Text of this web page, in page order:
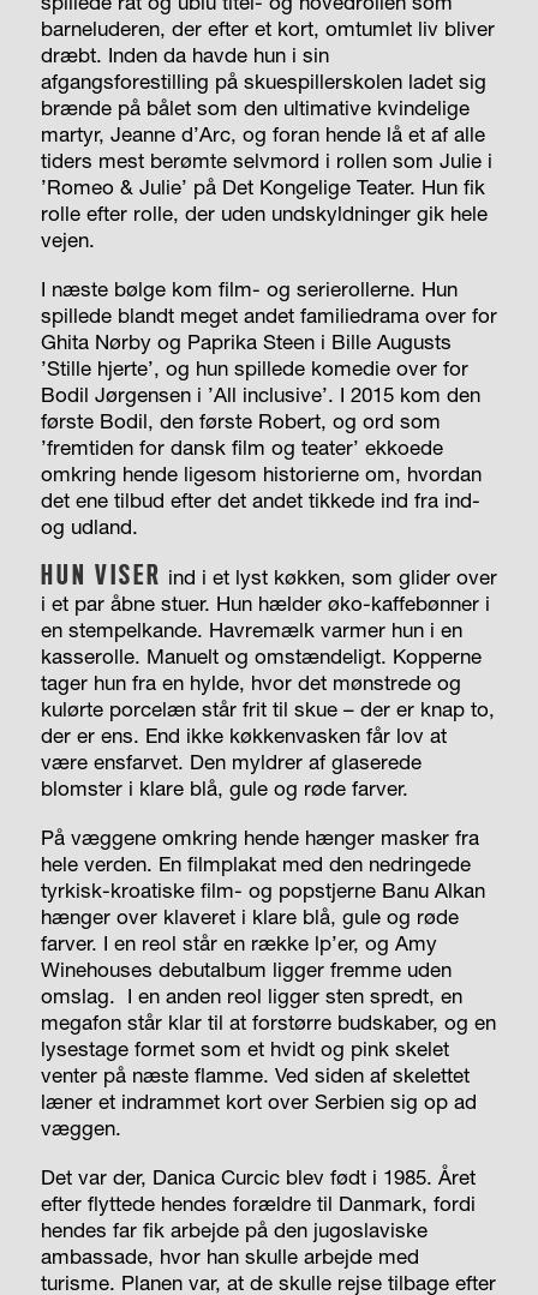
barneluderen, der efter et kort, omtumlet liv bliver
dræbt. Inden da havde hun i sin
afgangsforestilling på skuespillerskolen ladet sig
brænde på bålet som den ultimative kvindelige
martyr, Jeanne d’Arc, og foran hende lå et af alle
tiders mest berømte selvmord i rollen som Julie i
’Romeo & Julie’ på Det Kongelige Teater. Hun fik
rolle efter rolle, der uden undskyldninger gik hele
vejen.
I næste bølge kom film- og serierollerne. Hun
spillede blandt meget andet familiedrama over for
Ghita Nørby og Paprika Steen i Bille Augusts
’Stille hjerte’, og hun spillede komedie over for
Bodil Jørgensen i ’All inclusive’. I 2015 kom den
første Bodil, den første Robert, og ord som
’fremtiden for dansk film og teater’ ekkoede
omkring hende ligesom historierne om, hvordan
det ene tilbud efter det andet tikkede ind fra ind-
og udland.
HUN VISER ind i et lyst køkken, som glider over
i et par åbne stuer. Hun hælder øko-kaffebønner i
en stempelkande. Havremælk varmer hun i en
kasserolle. Manuelt og omstændeligt. Kopperne
tager hun fra en hylde, hvor det mønstrede og
kulørte porcelæn står frit til skue – der er knap to,
der er ens. End ikke køkkenvasken får lov at
være ensfarvet. Den myldrer af glaserede
blomster i klare blå, gule og røde farver.
På væggene omkring hende hænger masker fra
hele verden. En filmplakat med den nedringede
tyrkisk-kroatiske film- og popstjerne Banu Alkan
hænger over klaveret i klare blå, gule og røde
farver. I en reol står en række lp’er, og Amy
Winehouses debutalbum ligger fremme uden
omslag. I en anden reol ligger sten spredt, en
megafon står klar til at forstørre budskaber, og en
lysestage formet som et hvidt og pink skelet
venter på næste flamme. Ved siden af skelettet
læner et indrammet kort over Serbien sig op ad
væggen.
Det var der, Danica Curcic blev født i 1985. Året
efter flyttede hendes forældre til Danmark, fordi
hendes far fik arbejde på den jugoslaviske
ambassade, hvor han skulle arbejde med
turisme. Planen var, at de skulle rejse tilbage efter